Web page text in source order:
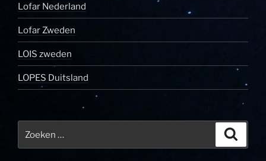
Lofar Nederland
Lofar Zweden
LOIS zweden
LOPES Duitsland